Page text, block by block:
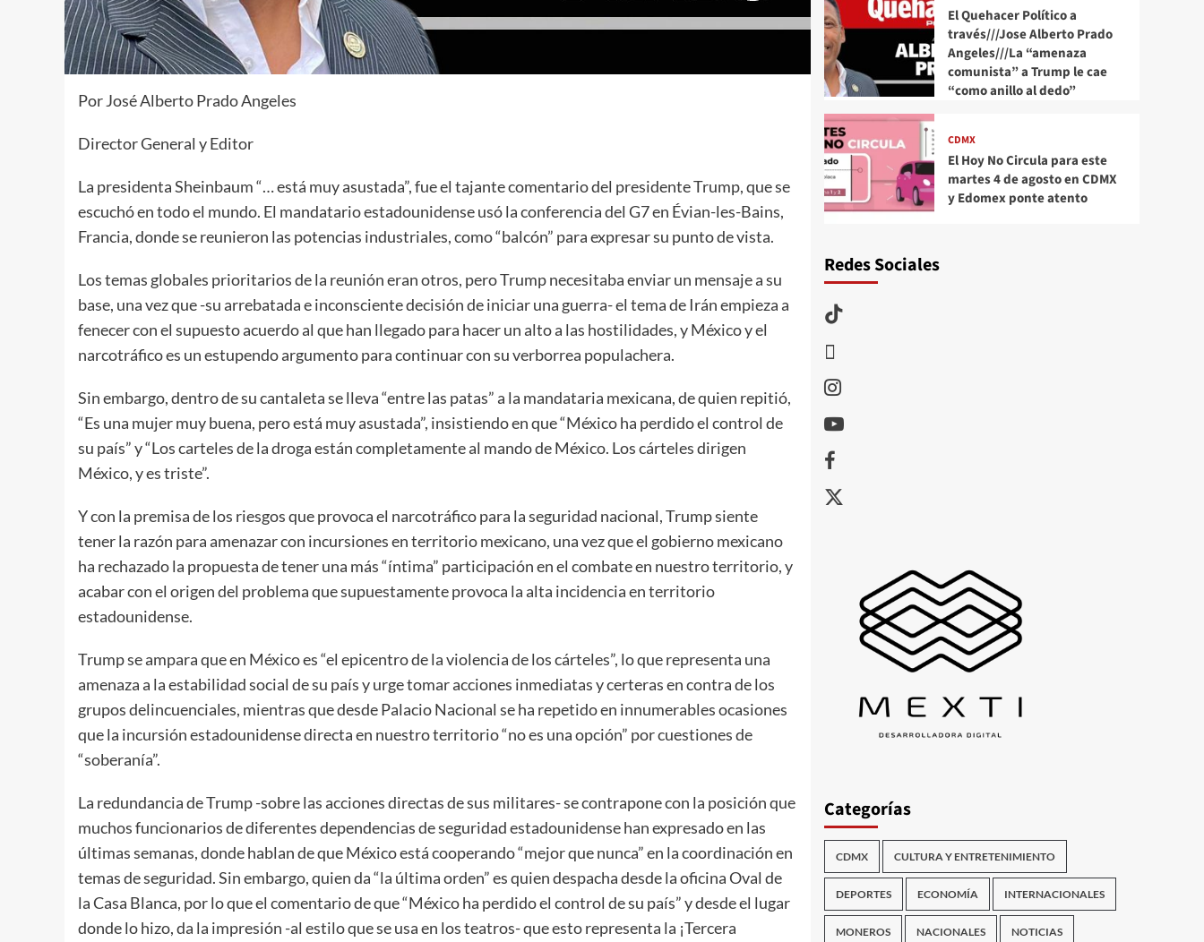
Por José Alberto Prado Angeles
Director General y Editor
La presidenta Sheinbaum “… está muy asustada”, fue el tajante comentario del presidente Trump, que se
escuchó en todo el mundo. El mandatario estadounidense usó la conferencia del G7 en Évian-les-Bains,
Francia, donde se reunieron las potencias industriales, como “balcón” para expresar su punto de vista.
Los temas globales prioritarios de la reunión eran otros, pero Trump necesitaba enviar un mensaje a su
base, una vez que -su arrebatada e inconsciente decisión de iniciar una guerra- el tema de Irán empieza a
fenecer con el supuesto acuerdo al que han llegado para hacer un alto a las hostilidades, y México y el
narcotráfico es un estupendo argumento para continuar con su verborrea populachera.
Sin embargo, dentro de su cantaleta se lleva “entre las patas” a la mandataria mexicana, de quien repitió,
“Es una mujer muy buena, pero está muy asustada”, insistiendo en que “México ha perdido el control de
su país” y “Los carteles de la droga están completamente al mando de México. Los cárteles dirigen
México, y es triste”.
Y con la premisa de los riesgos que provoca el narcotráfico para la seguridad nacional, Trump siente
tener la razón para amenazar con incursiones en territorio mexicano, una vez que el gobierno mexicano
ha rechazado la propuesta de tener una más “íntima” participación en el combate en nuestro territorio, y
acabar con el origen del problema que supuestamente provoca la alta incidencia en territorio
estadounidense.
Trump se ampara que en México es “el epicentro de la violencia de los cárteles”, lo que representa una
amenaza a la estabilidad social de su país y urge tomar acciones inmediatas y certeras en contra de los
grupos delincuenciales, mientras que desde Palacio Nacional se ha repetido en innumerables ocasiones
que la incursión estadounidense directa en nuestro territorio “no es una opción” por cuestiones de
“soberanía”.
La redundancia de Trump -sobre las acciones directas de sus militares- se contrapone con la posición que
muchos funcionarios de diferentes dependencias de seguridad estadounidense han expresado en las
últimas semanas, donde hablan de que México está cooperando “mejor que nunca” en la coordinación en
temas de seguridad. Sin embargo, quien da “la última orden” es quien despacha desde la oficina Oval de
la Casa Blanca, por lo que el comentario de que “México ha perdido el control de su país” y desde el lugar
donde lo hizo, da la impresión -al estilo que se usa en los teatros- que esto representa la ¡Tercera
El Quehacer Político a
través///Jose Alberto Prado
Angeles///La “amenaza
comunista” a Trump le cae
“como anillo al dedo”
CDMX
El Hoy No Circula para este
martes 4 de agosto en CDMX
y Edomex ponte atento
Redes Sociales
TikTok
Instagram
Youtube
Facebook
X
Categorías
CDMX CULTURA Y ENTRETENIMIENTO
DEPORTES ECONOMÍA INTERNACIONALES
MONEROS NACIONALES NOTICIAS